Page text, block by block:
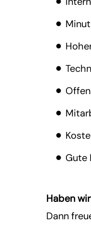
Gute
Haben
Dann